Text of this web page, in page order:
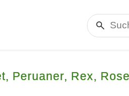
Peruaner, Rex,